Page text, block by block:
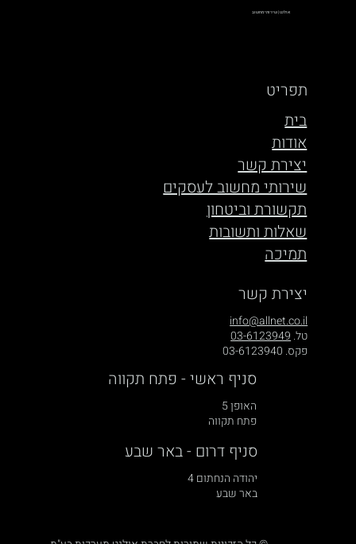
אולנט | שירותי מחשוב
תפריט
בית
אודות
יצירת קשר
שירותי מחשוב לעסקים
תקשורת וביטחון
שאלות ותשובות
תמיכה
info@allnet.co.il
טל. 03-6123949
פקס. 03-6123940
יצירת קשר
האופן 5
פתח תקווה
סניף ראשי - פתח תקווה
יהודה הנחתום 4
באר שבע
סניף דרום - באר שבע